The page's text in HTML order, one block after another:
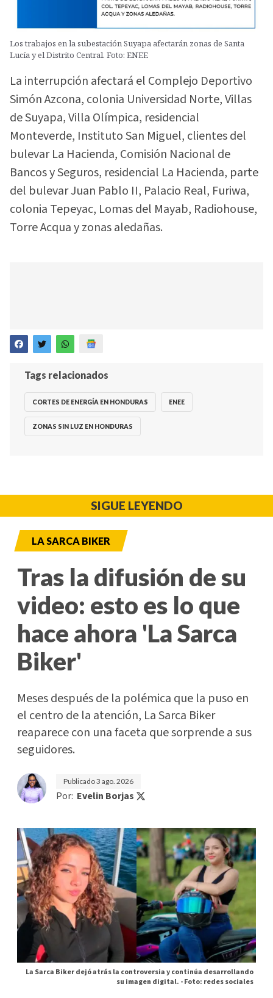
Los trabajos en la subestación Suyapa afectarán zonas de Santa
Lucía y el Distrito Central. Foto: ENEE
La interrupción afectará el Complejo Deportivo
Simón Azcona, colonia Universidad Norte, Villas
de Suyapa, Villa Olímpica, residencial
Monteverde, Instituto San Miguel, clientes del
bulevar La Hacienda, Comisión Nacional de
Bancos y Seguros, residencial La Hacienda, parte
del bulevar Juan Pablo II, Palacio Real, Furiwa,
colonia Tepeyac, Lomas del Mayab, Radiohouse,
Torre Acqua y zonas aledañas.
Tags relacionados
CORTES DE ENERGÍA EN HONDURAS ENEE
ZONAS SIN LUZ EN HONDURAS
SIGUE LEYENDO
LA SARCA BIKER
Tras la difusión de su
video: esto es lo que
hace ahora 'La Sarca
Biker'
Meses después de la polémica que la puso en
el centro de la atención, La Sarca Biker
reaparece con una faceta que sorprende a sus
seguidores.
Publicado3 ago. 2026
Por: Evelin Borjas
La Sarca Biker dejó atrás la controversia y continúa desarrollando
su imagen digital. -Foto: redes sociales